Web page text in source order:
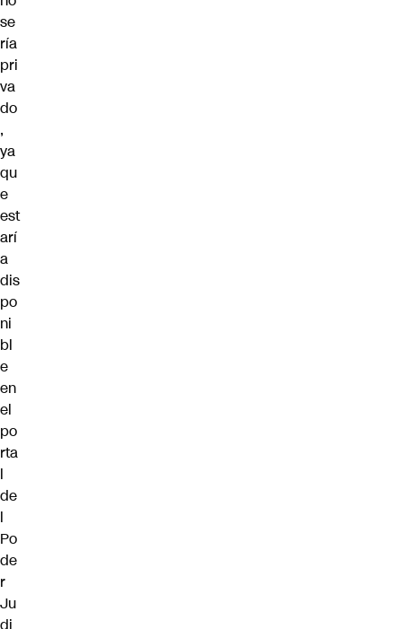
se
ría
pri
va
do
,
ya
qu
e
est
arí
a
dis
po
ni
bl
e
en
el
po
rta
l
de
l
Po
de
r
Ju
di